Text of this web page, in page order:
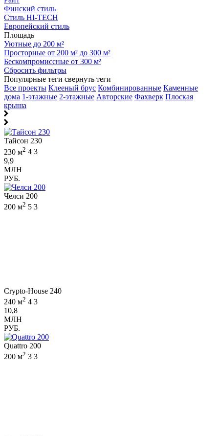
Финский стиль
Стиль HI-TECH
Европейский стиль
Площадь
Уютные до 200 м²
Просторные от 200 м² до 300 м²
Бескомпромиссные от 300 м²
Сбросить фильтры
Популярные теги свернуть теги
Все проекты Клееный брус Комбинированные Каменные
дома 1-этажные 2-этажные Авторские Фахверк Плоская
крыша
Тайсон 230
230 м2 4 3
9,9
МЛН
РУБ.
Челси 200
200 м2 5 3
Crypto-House 240
240 м2 4 3
10,8
МЛН
РУБ.
Quattro 200
200 м2 3 3